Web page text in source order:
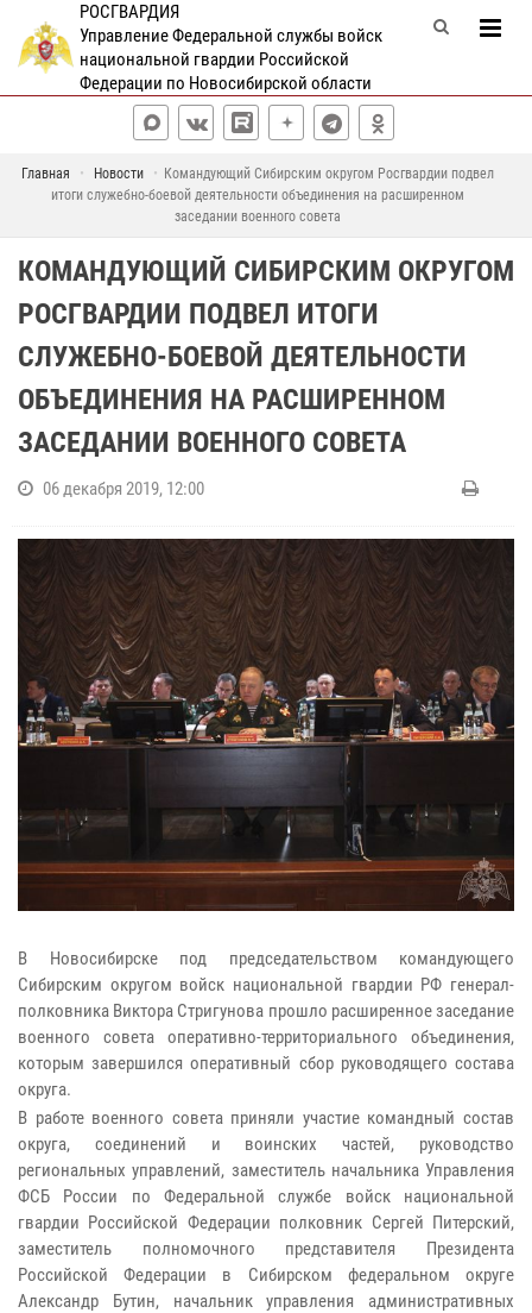
РОСГВАРДИЯ
Управление Федеральной службы войск
национальной гвардии Российской
Федерации по Новосибирской области
Главная Новости
Командующий Сибирским округом Росгвардии подвел
итоги служебно-боевой деятельности объединения на расширенном
заседании военного совета
КОМАНДУЮЩИЙ СИБИРСКИМ ОКРУГОМ
РОСГВАРДИИ ПОДВЕЛ ИТОГИ
СЛУЖЕБНО-БОЕВОЙ ДЕЯТЕЛЬНОСТИ
ОБЪЕДИНЕНИЯ НА РАСШИРЕННОМ
ЗАСЕДАНИИ ВОЕННОГО СОВЕТА
06 декабря 2019, 12:00
В Новосибирске под председательством командующего
Сибирским округом войск национальной гвардии РФ генерал-
полковника Виктора Стригунова прошло расширенное заседание
военного совета оперативно-территориального объединения,
которым завершился оперативный сбор руководящего состава
округа.
В работе военного совета приняли участие командный состав
округа, соединений и воинских частей, руководство
региональных управлений, заместитель начальника Управления
ФСБ России по Федеральной службе войск национальной
гвардии Российской Федерации полковник Сергей Питерский,
заместитель полномочного представителя Президента
Российской Федерации в Сибирском федеральном округе
Александр Бутин, начальник управления административных